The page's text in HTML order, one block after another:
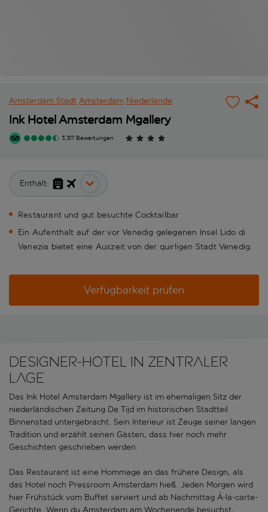
Amsterdam Stadt Amsterdam Niederlande
Ink Hotel Amsterdam Mgallery
3.317 Bewertungen
Enthält:
Restaurant und gut besuchte Cocktailbar
Ein Aufenthalt auf der vor Venedig gelegenen Insel Lido di
Venezia bietet eine Auszeit von der quirligen Stadt Venedig.
Verfügbarkeit prüfen
Designer-Hotel in zentraler
Lage
Das Ink Hotel Amsterdam Mgallery ist im ehemaligen Sitz der
niederländischen Zeitung De Tijd im historischen Stadtteil
Binnenstad untergebracht. Sein Interieur ist Zeuge seiner langen
Tradition und erzählt seinen Gästen, dass hier noch mehr
Geschichten geschrieben werden.
Das Restaurant ist eine Hommage an das frühere Design, als
das Hotel noch Pressroom Amsterdam hieß. Jeden Morgen wird
hier Frühstück vom Buffet serviert und ab Nachmittag À-la-carte-